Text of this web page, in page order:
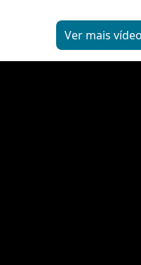
Ver mais